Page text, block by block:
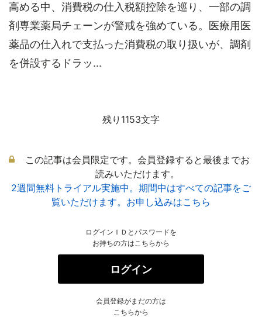
高める中、消費税の仕入税額控除を巡り、一部の調
剤専業薬局チェーンが警戒を強めている。医療用医
薬品の仕入れで支払った消費税の取り扱いが、調剤
を併設するドラッ...
残り1153文字
この記事は会員限定です。会員登録すると最後までお
読みいただけます。
2週間無料トライアル実施中。期間中はすべての記事をご
覧いただけます。お申し込みはこちら
ログインＩＤとパスワードを
お持ちの方はこちらから
ログイン
会員登録がまだの方は
こちらから